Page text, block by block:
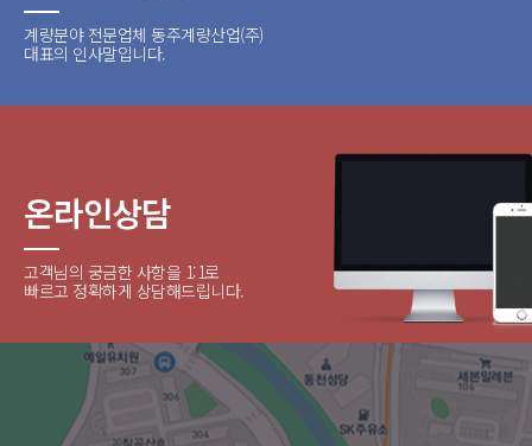
계량분야 전문업체 동주계량산업(주)
대표의 인사말입니다.
온라인상담
고객님의 궁금한 사항을 1:1로
빠르고 정확하게 상담해드립니다.